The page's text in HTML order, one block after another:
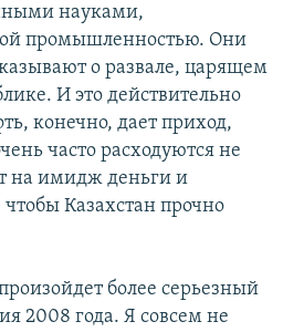
науками,
промышленностью. Они
о развале, царящем
И это действительно
конечно, дает приход,
часто расходуются не
на имидж деньги и
Казахстан прочно
более серьезный
2008 года. Я совсем не